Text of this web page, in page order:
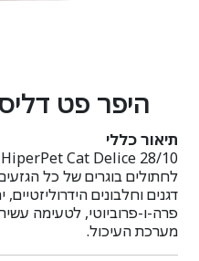
היפר פט דליס
תיאור כללי
לחתולים בוגרים של כל
דגנים וחלבונים
פרה-ו-פרוביוטי, לטעימה
מערכת העיכול.